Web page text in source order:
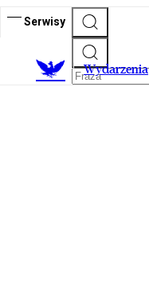
Serwisy
Wydarzenia